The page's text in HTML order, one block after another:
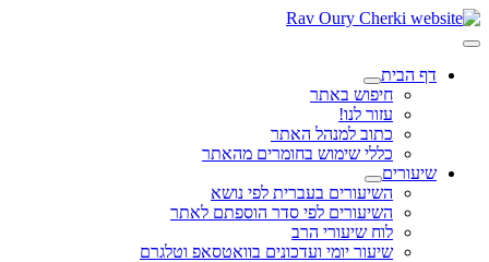
דף הבית
חיפוש באתר
עזור לנו!
כתוב למנהל האתר
כללי שימוש בחומרים מהאתר
שיעורים
השיעורים בעברית לפי נושא
השיעורים לפי סדר הוספתם לאתר
לוח שיעורי הרב
שיעור יומי ועדכונים בוואטסאפ וטלגרם